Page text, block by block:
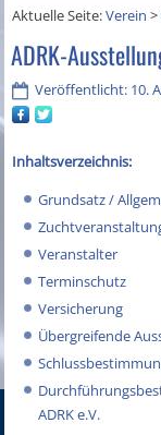
Aktuelle Seite:Verein >
ADRK-
Veröffentlicht: 10.
Inhaltsverzeichnis:
Grundsatz /
Veranstalter
Terminschutz
Versicherung
Übergreifende
ADRK e.V.